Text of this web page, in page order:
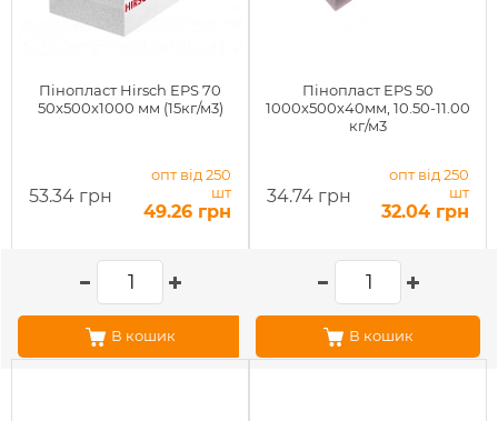
Пінопласт Hirsch EPS 70
50x500x1000 мм (15кг/м3)
53.34 грн
опт від 250
шт
49.26 грн
В кошик
Пінопласт EPS 50
1000х500х40мм, 10.50-11.00
кг/м3
34.74 грн
опт від 250
шт
32.04 грн
В кошик